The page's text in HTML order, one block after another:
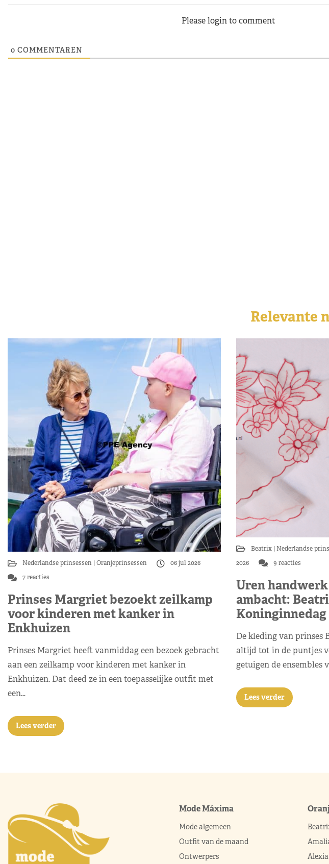
Please login to comment
0 COMMENTAREN
Relevante
Nederlandse prinsessen Oranjeprinsessen
06 jul 2026
7 reacties
Prinses Margriet bezoekt zeilkamp
voor kinderen met kanker in
Enkhuizen
Prinses Margriet heeft vanmiddag een bezoek gebracht
aan een zeilkamp voor kinderen met kanker in
Enkhuizen. Dat deed ze in een toepasselijke outfit met
een…
Lees verder
Beatrix Nederlandse
2026
9 reacties
Uren
ambacht:
Koninginnedag
De kleding van prinses
altijd tot in de puntjes
getuigen de ensembles
Lees verder
Mode Máxima
Mode algemeen
Outfit van de maand
Ontwerpers
Alexia